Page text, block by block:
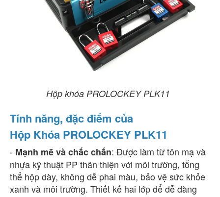
Hộp khóa PROLOCKEY PLK11
Tính năng, đặc điểm của
Hộp Khóa PROLOCKEY PLK11
- Mạnh mẽ và chắc chắn: Được làm từ tôn mạ và
nhựa kỹ thuật PP thân thiện với môi trường, tổng
thể hộp dày, không dễ phai màu, bảo vệ sức khỏe
xanh và môi trường. Thiết kế hai lớp để dễ dàng